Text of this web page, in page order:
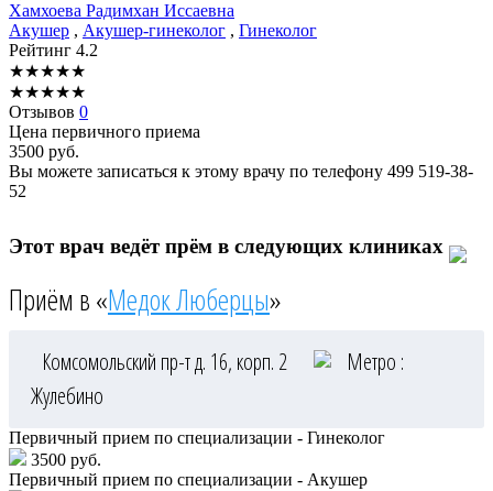
Хамхоева Радимхан Иссаевна
Акушер , Акушер-гинеколог , Гинеколог
Рейтинг 4.2
★★★★★
★★★★★
Отзывов 0
Цена первичного приема
3500 руб.
Вы можете записаться к этому врачу по телефону 499 519-38-
52
Этот врач ведёт прём в следующих клиниках
Приём в «Медок Люберцы»
Комсомольский пр-т д. 16, корп. 2
Метро :
Жулебино
Первичный прием по специализации - Гинеколог
3500 руб.
Первичный прием по специализации - Акушер